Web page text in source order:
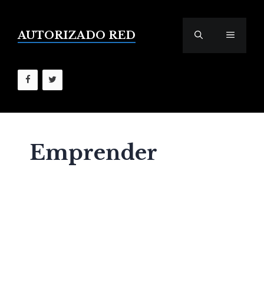
contenido
AUTORIZADO RED MENÚ
Emprender